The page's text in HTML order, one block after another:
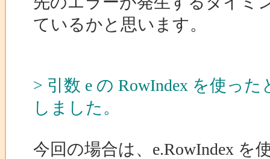
ているかと思います。
> 引数 e の RowIndex を使っ
しました。
今回の場合は、e.RowIndex